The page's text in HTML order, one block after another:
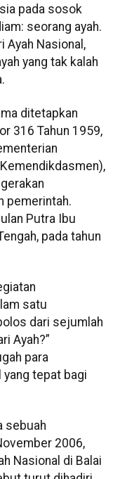
pada sosok
seorang ayah.
Ayah Nasional,
yang tak kalah
ditetapkan
316 Tahun 1959,
pemerintah.
Putra Ibu
pada tahun
satu
dari sejumlah
Ayah?”
para
tepat bagi
sebuah
2006,
Nasional di Balai